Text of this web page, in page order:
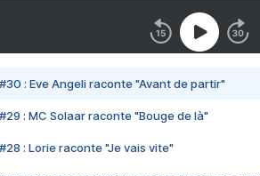
#30 : Eve Angeli raconte "Avant de partir"
#29 : MC Solaar raconte "Bouge de là"
#28 : Lorie raconte "Je vais vite"